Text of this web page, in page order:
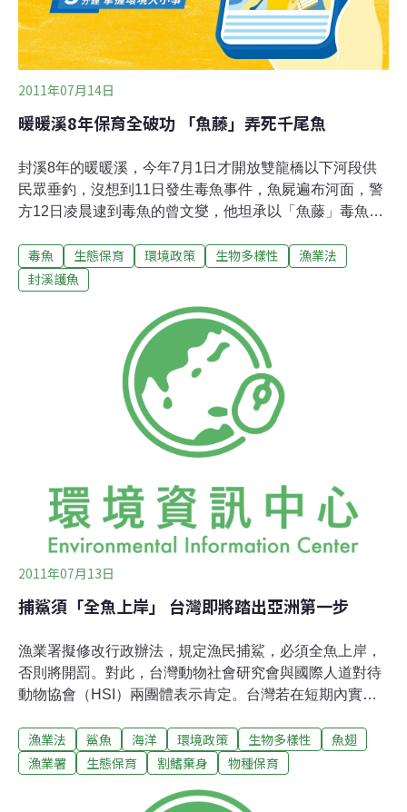
們就無法游動與呼吸，隨後沉入海中，痛苦的死去。台灣
動保團體呼籲，多種鯊魚瀕臨滅絕
2011年07月14日
暖暖溪8年保育全破功 「魚藤」弄死千尾魚
封溪8年的暖暖溪，今年7月1日才開放雙龍橋以下河段供
民眾垂釣，沒想到11日發生毒魚事件，魚屍遍布河面，警
方12日凌晨逮到毒魚的曾文燮，他坦承以「魚藤」毒魚，
50歲的曾嫌12日凌晨在暖暖溪，以俗稱「魚藤」的植物，
取其根部汁液加工灑在暖暖溪「迷昏」魚群，再撈起供自
件，至於11日是否另有兇手，警方仍繼續偵辦中。暖同里
長李傳河說，暖暖溪封溪保育8年，好不容易開放部分河
段供民眾垂釣，沒想到才10天，就發生毒魚事件。上千尾
死魚屍體從雙龍橋段漂流暖暖親水吊橋，恐怕十年都無法
毒魚 生態保育 環境政策 生物多樣性
漁業法
封溪護魚
2011年07月13日
捕鯊須「全魚上岸」 台灣即將踏出亞洲第一步
漁業署擬修改行政辦法，規定漁民捕鯊，必須全魚上岸，
否則將開罰。對此，台灣動物社會研究會與國際人道對待
動物協會（HSI）兩團體表示肯定。台灣若在短期內實現
業署對媒體表示未，來將根據《漁業法》修訂三大洋作業
管理辦法，明訂捕鯊必須「鰭不離身」，全魚上船，否則
但在亞洲仍未有國家如此先進。兩團體根據美國保育組織
漁業法 鯊魚 海洋 環境政策 生物多樣性
魚翅
漁業署
生態保育 割鰭棄身 物種保育